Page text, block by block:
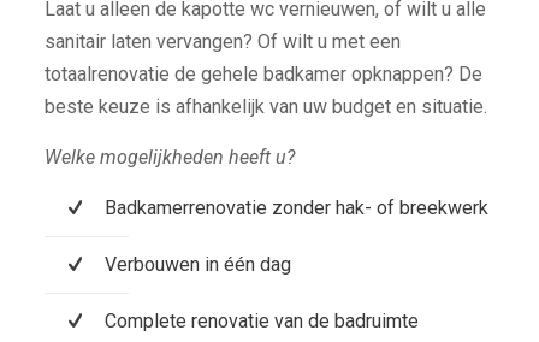
Laat u alleen de kapotte wc vernieuwen, of wilt u alle
sanitair laten vervangen? Of wilt u met een
totaalrenovatie de gehele badkamer opknappen? De
beste keuze is afhankelijk van uw budget en situatie.
Welke mogelijkheden heeft u?
Badkamerrenovatie zonder hak- of breekwerk
Verbouwen in één dag
Complete renovatie van de badruimte